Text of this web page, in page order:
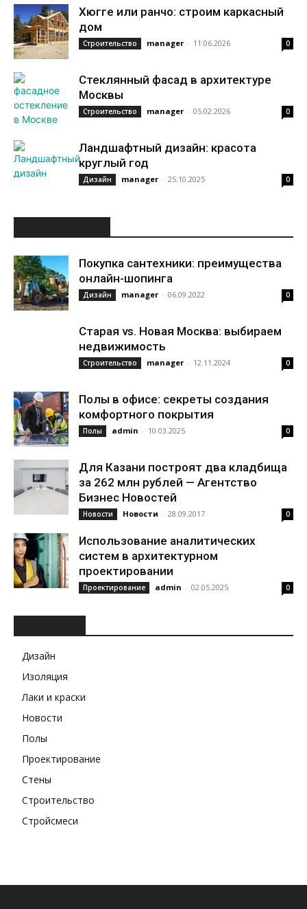
Хюгге или ранчо: строим каркасный
дом
Строительство manager - 11.06.2026 0
Стеклянный фасад в архитектуре
Москвы
Строительство manager - 05.02.2026 0
Ландшафтный дизайн: красота
круглый год
Дизайн manager - 25.10.2025 0
Покупка сантехники: преимущества
онлайн-шопинга
Дизайн manager - 06.09.2022 0
Старая vs. Новая Москва: выбираем
недвижимость
Строительство manager - 12.11.2024 0
Полы в офисе: секреты создания
комфортного покрытия
Полы admin - 10.03.2025 0
Для Казани построят два кладбища
за 262 млн рублей — Агентство
Бизнес Новостей
Новости Новости - 28.09.2017 0
Использование аналитических
систем в архитектурном
проектировании
Проектирование admin - 02.05.2025 0
Дизайн
Изоляция
Лаки и краски
Новости
Полы
Проектирование
Стены
Строительство
Стройсмеси